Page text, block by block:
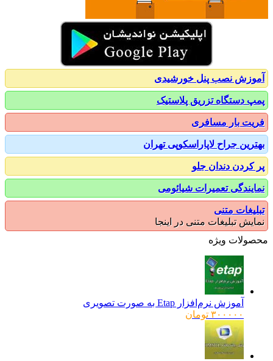
نصب پنل خورشیدی
دستگاه تزریق پلاستیک
بار مسافری
جراح لاپاراسکوپی تهران
دندان جلو
تعمیرات شیائومی
متنی
تبلیغات متنی در اینجا
ویژه
آموزش نرم‌افزار Etap به صورت تصویری
۳۰۰۰۰۰ تومان